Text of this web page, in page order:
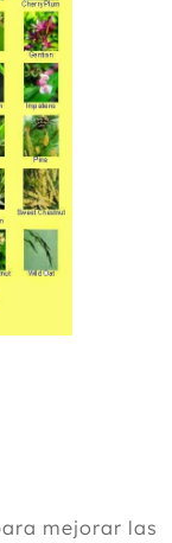
mejorar las